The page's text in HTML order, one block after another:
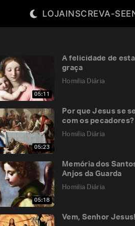
LOJAINSCREVA-SE
05:11
A felicidade de
graça
Homilia Diária
05:23
Por que Jesus se
com os pecadores?
Homilia Diária
05:18
Memória dos
Anjos da Guarda
Homilia Diária
Vem, Senhor Jesus!